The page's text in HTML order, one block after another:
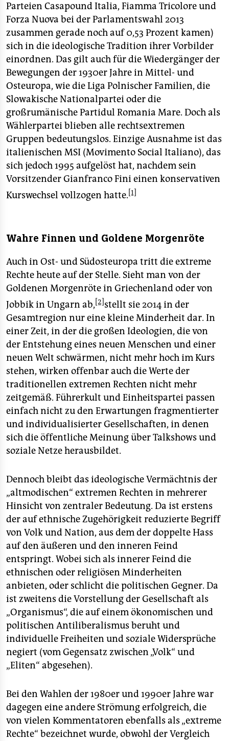
Parteien Casapound Italia, Fiamma Tricolore und
Forza Nuova bei der Parlamentswahl 2013
zusammen gerade noch auf 0,53 Prozent kamen)
sich in die ideologische Tradition ihrer Vorbilder
einordnen. Das gilt auch für die Wiedergänger der
Bewegungen der 1930er Jahre in Mittel- und
Osteuropa, wie die Liga Polnischer Familien, die
Slowakische Nationalpartei oder die
großrumänische Partidul Romania Mare. Doch als
Wählerpartei blieben alle rechtsextremen
Gruppen bedeutungslos. Einzige Ausnahme ist das
italienischen MSI (Movimento Social Italiano), das
sich jedoch 1995 aufgelöst hat, nachdem sein
Vorsitzender Gianfranco Fini einen konservativen
Kurswechsel vollzogen hatte.[1]
Wahre Finnen und Goldene Morgenröte
Auch in Ost- und Südosteuropa tritt die extreme
Rechte heute auf der Stelle. Sieht man von der
Goldenen Morgenröte in Griechenland oder von
Jobbik in Ungarn ab,[2]stellt sie 2014 in der
Gesamtregion nur eine kleine Minderheit dar. In
einer Zeit, in der die großen Ideologien, die von
der Entstehung eines neuen Menschen und einer
neuen Welt schwärmen, nicht mehr hoch im Kurs
stehen, wirken offenbar auch die Werte der
traditionellen extremen Rechten nicht mehr
zeitgemäß. Führerkult und Einheitspartei passen
einfach nicht zu den Erwartungen fragmentierter
und individualisierter Gesellschaften, in denen
sich die öffentliche Meinung über Talkshows und
soziale Netze herausbildet.
Dennoch bleibt das ideologische Vermächtnis der
„altmodischen“ extremen Rechten in mehrerer
Hinsicht von zentraler Bedeutung. Da ist erstens
der auf ethnische Zugehörigkeit reduzierte Begriff
von Volk und Nation, aus dem der doppelte Hass
auf den äußeren und den inneren Feind
entspringt. Wobei sich als innerer Feind die
ethnischen oder religiösen Minderheiten
anbieten, oder schlicht die politischen Gegner. Da
ist zweitens die Vorstellung der Gesellschaft als
„Organismus“, die auf einem ökonomischen und
politischen Antiliberalismus beruht und
individuelle Freiheiten und soziale Widersprüche
negiert (vom Gegensatz zwischen „Volk“ und
„Eliten“ abgesehen).
Bei den Wahlen der 1980er und 1990er Jahre war
dagegen eine andere Strömung erfolgreich, die
von vielen Kommentatoren ebenfalls als „extreme
Rechte“ bezeichnet wurde, obwohl der Vergleich